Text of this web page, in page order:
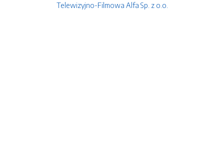
Telewizyjno-Filmowa Alfa Sp. z o.o.